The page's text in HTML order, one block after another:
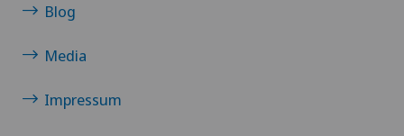
Blog
Media
Impressum